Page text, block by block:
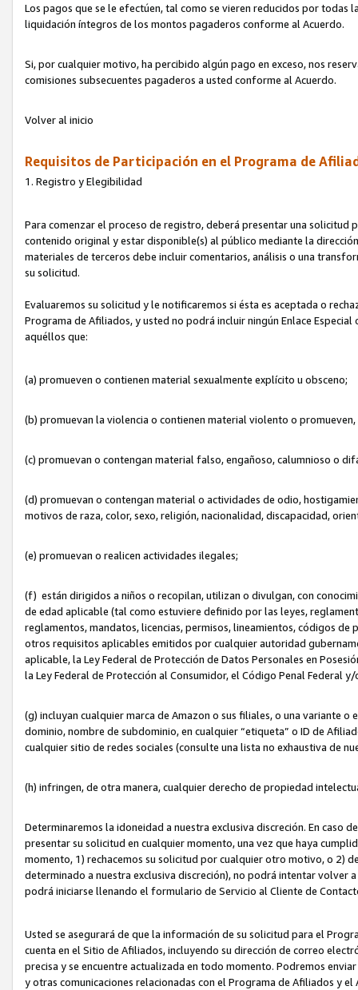
Los pagos que se le efectúen, tal como se vieren reducidos por todas
liquidación íntegros de los montos pagaderos conforme al Acuerdo.
Si, por cualquier motivo, ha percibido algún pago en exceso, nos
comisiones subsecuentes pagaderos a usted conforme al Acuerdo.
Volver al inicio
Requisitos de Participación en el Programa de
1. Registro y Elegibilidad
Para comenzar el proceso de registro, deberá presentar una solicitud
contenido original y estar disponible(s) al público mediante la
materiales de terceros debe incluir comentarios, análisis o una
su solicitud.
Evaluaremos su solicitud y le notificaremos si ésta es aceptada o
Programa de Afiliados, y usted no podrá incluir ningún Enlace
aquéllos que:
(a) promueven o contienen material sexualmente explícito u obsceno;
(b) promuevan la violencia o contienen material violento o
(c) promuevan o contengan material falso, engañoso, calumnioso o
(d) promuevan o contengan material o actividades de odio,
motivos de raza, color, sexo, religión, nacionalidad, discapacidad,
(e) promuevan o realicen actividades ilegales;
(f) están dirigidos a niños o recopilan, utilizan o divulgan, con
de edad aplicable (tal como estuviere definido por las leyes,
reglamentos, mandatos, licencias, permisos, lineamientos, códigos
otros requisitos aplicables emitidos por cualquier autoridad
aplicable, la Ley Federal de Protección de Datos Personales en
la Ley Federal de Protección al Consumidor, el Código Penal Federal
(g) incluyan cualquier marca de Amazon o sus filiales, o una variante
dominio, nombre de subdominio, en cualquier “etiqueta” o ID de
cualquier sitio de redes sociales (consulte una lista no exhaustiva de
(h) infringen, de otra manera, cualquier derecho de propiedad
Determinaremos la idoneidad a nuestra exclusiva discreción. En caso
presentar su solicitud en cualquier momento, una vez que haya
momento, 1) rechacemos su solicitud por cualquier otro motivo, o 2)
determinado a nuestra exclusiva discreción), no podrá intentar volver
podrá iniciarse llenando el formulario de Servicio al Cliente de
Usted se asegurará de que la información de su solicitud para el
cuenta en el Sitio de Afiliados, incluyendo su dirección de correo
precisa y se encuentre actualizada en todo momento. Podremos
y otras comunicaciones relacionadas con el Programa de Afiliados y